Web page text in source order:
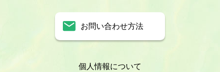
お問い合わせ方法
個人情報について